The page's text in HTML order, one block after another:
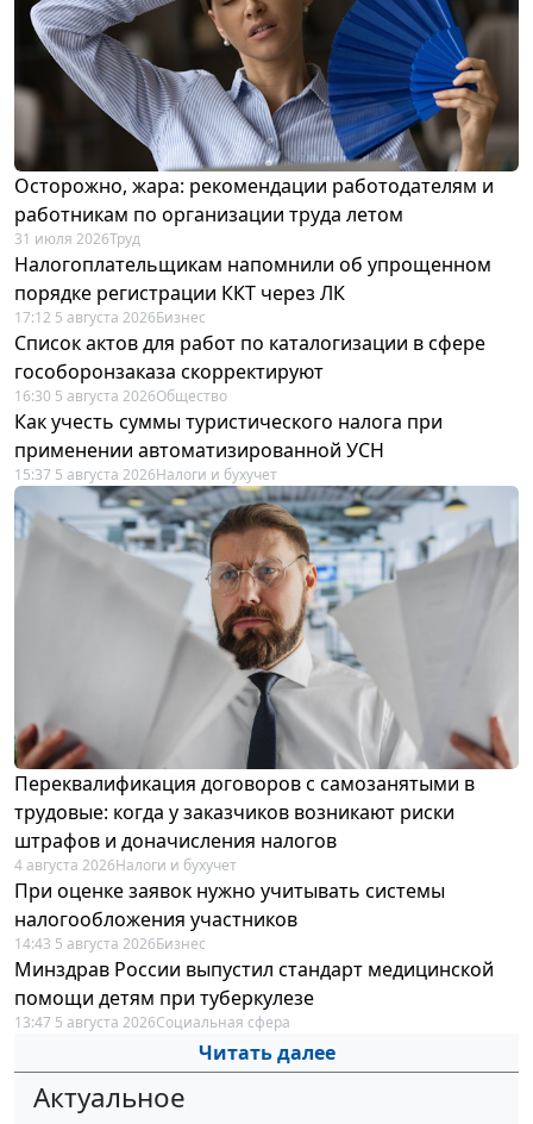
Осторожно, жара: рекомендации работодателям и
работникам по организации труда летом
31 июля 2026Труд
Налогоплательщикам напомнили об упрощенном
порядке регистрации ККТ через ЛК
17:12 5 августа 2026Бизнес
Список актов для работ по каталогизации в сфере
гособоронзаказа скорректируют
16:30 5 августа 2026Общество
Как учесть суммы туристического налога при
применении автоматизированной УСН
15:37 5 августа 2026Налоги и бухучет
Переквалификация договоров с самозанятыми в
трудовые: когда у заказчиков возникают риски
штрафов и доначисления налогов
4 августа 2026Налоги и бухучет
При оценке заявок нужно учитывать системы
налогообложения участников
14:43 5 августа 2026Бизнес
Минздрав России выпустил стандарт медицинской
помощи детям при туберкулезе
13:47 5 августа 2026Социальная сфера
Читать далее
Актуальное